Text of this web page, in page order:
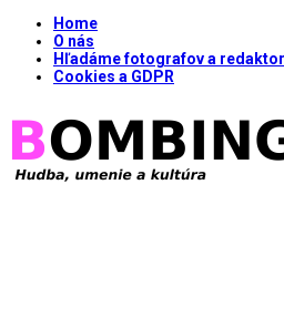
Home
O nás
Hľadáme fotografov a
Cookies a GDPR